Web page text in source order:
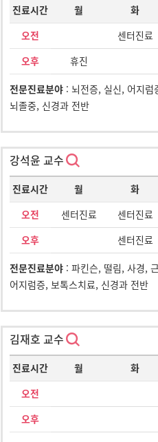
진료시간 월 화
오전 센터진료
오후 휴진
전문진료분야: 뇌전증, 실신, 어지럼
뇌졸중, 신경과 전반
강석윤 교수
진료시간 월 화
오전 센터진료 센터진료
오후 센터진료
전문진료분야: 파킨슨, 떨림, 사경,
어지럼증, 보톡스치료, 신경과 전반
김재호 교수
진료시간 월 화
오전
오후